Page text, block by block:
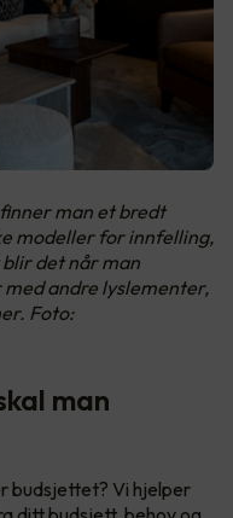
man et bredt
modeller for innfelling,
det når man
andre lyslementer,
Foto:
man
budsjettet? Vi hjelper